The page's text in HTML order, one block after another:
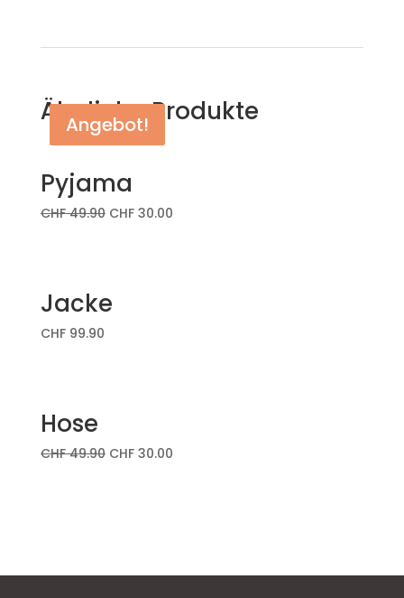
Ähnliche Produkte
Angebot!
Pyjama
CHF49.90 CHF30.00
Jacke
CHF99.90
Angebot!
Hose
CHF49.90 CHF30.00